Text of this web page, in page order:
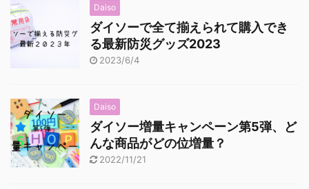
Daiso
ダイソーで全て揃えられて購入でき
る最新防災グッズ2023
2023/6/4
Daiso
ダイソー増量キャンペーン第5弾、ど
んな商品がどの位増量？
2022/11/21